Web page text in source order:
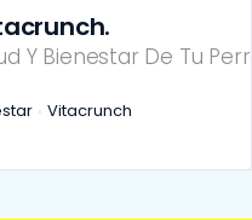
Y Bienestar De Tu
Vitacrunch